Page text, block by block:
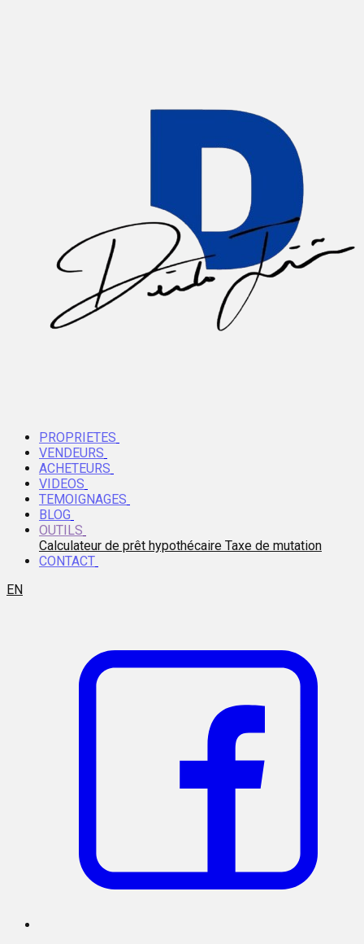
PROPRIETES
VENDEURS
ACHETEURS
VIDEOS
TEMOIGNAGES
BLOG
OUTILS
Calculateur de prêt hypothécaire Taxe de mutation
CONTACT
EN